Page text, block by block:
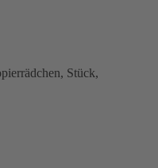
Stück,